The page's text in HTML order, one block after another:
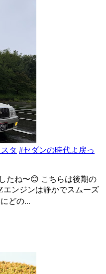
タ #セダンの時代よ戻っ
たね〜😊 こちらは後期の
エンジンは静かでスムーズ
どの...